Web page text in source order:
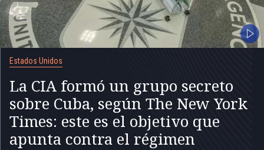
Estados Unidos
La CIA formó un grupo secreto
sobre Cuba, según The New York
Times: este es el objetivo que
apunta contra el régimen